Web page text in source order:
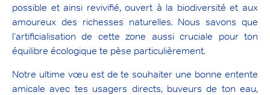
possible et ainsi revivifié, ouvert à la biodiversité et aux
amoureux des richesses naturelles. Nous savons que
l’artificialisation de cette zone aussi cruciale pour ton
équilibre écologique te pèse particulièrement.
Notre ultime vœu est de te souhaiter une bonne entente
amicale avec tes usagers directs, buveurs de ton eau,